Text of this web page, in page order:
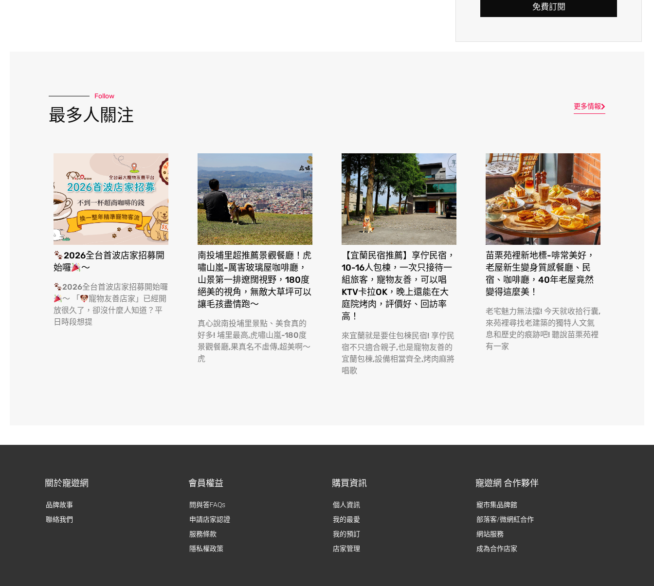
免費訂閱
Follow
最多人關注 更多情報
2026全台首波店家招募開
始囉
～
2026全台首波店家招募開始囉
～ 「
寵物友善店家」已經開
放很久了，卻沒什麼人知道？平
日時段想提
南投埔里超推薦景觀餐廳！虎
嘯山嵐-厲害玻璃屋咖啡廳，
山景第一排遼闊視野，180度
絕美的視角，無敵大草坪可以
讓毛孩盡情跑〜
真心說南投埔里景點、美食真的
好多! 埔里最高,虎嘯山嵐-180度
景觀餐廳,果真名不虛傳,超美啊〜
虎
【宜蘭民宿推薦】享佇民宿，
10-16人包棟，一次只接待一
組旅客，寵物友善，可以唱
KTV卡拉OK，晚上還能在大
庭院烤肉，評價好、回訪率
高！
來宜蘭就是要住包棟民宿! 享佇民
宿不只適合親子,也是寵物友善的
宜蘭包棟,設備相當齊全,烤肉麻將
唱歌
苗栗苑裡新地標-啡常美好，
老屋新生變身質感餐廳、民
宿、咖啡廳，40年老屋竟然
變得這麼美！
老宅魅力無法擋! 今天就收拾行囊,
來苑裡尋找老建築的獨特人文氣
息和歷史的痕跡吧! 聽說苗栗苑裡
有一家
關於寵遊網
品牌故事
聯絡我們
會員權益
問與答FAQs
申請店家認證
服務條款
隱私權政策
購買資訊
個人資訊
我的最愛
我的預訂
店家管理
寵遊網 合作夥伴
寵市集品牌館
部落客/微網紅合作
網站服務
成為合作店家